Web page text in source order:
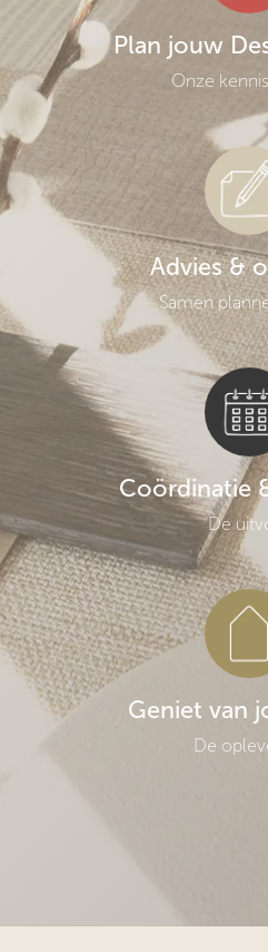
Plan jouw
Onze
Advies &
Samen
Coördinatie
De
Geniet van
De